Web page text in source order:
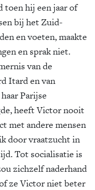
toen hij een jaar of
bij het Zuid-
en voeten, maakte
en sprak niet.
van de
Itard en van
Parijse
heeft Victor nooit
met andere mensen
door vraatzucht in
Tot socialisatie is
zichzelf naderhand
ze Victor niet beter